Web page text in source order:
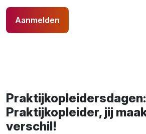
Aanmelden
Praktijkopleidersdagen:
Praktijkopleider, jij
verschil!